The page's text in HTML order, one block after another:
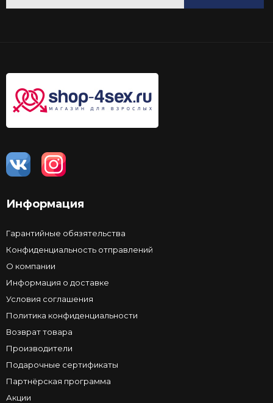
Информация
Гарантийные обязятельства
Конфиденциальность отправлений
О компании
Информация о доставке
Условия соглашения
Политика конфиденциальности
Возврат товара
Производители
Подарочные сертификаты
Партнёрская программа
Акции